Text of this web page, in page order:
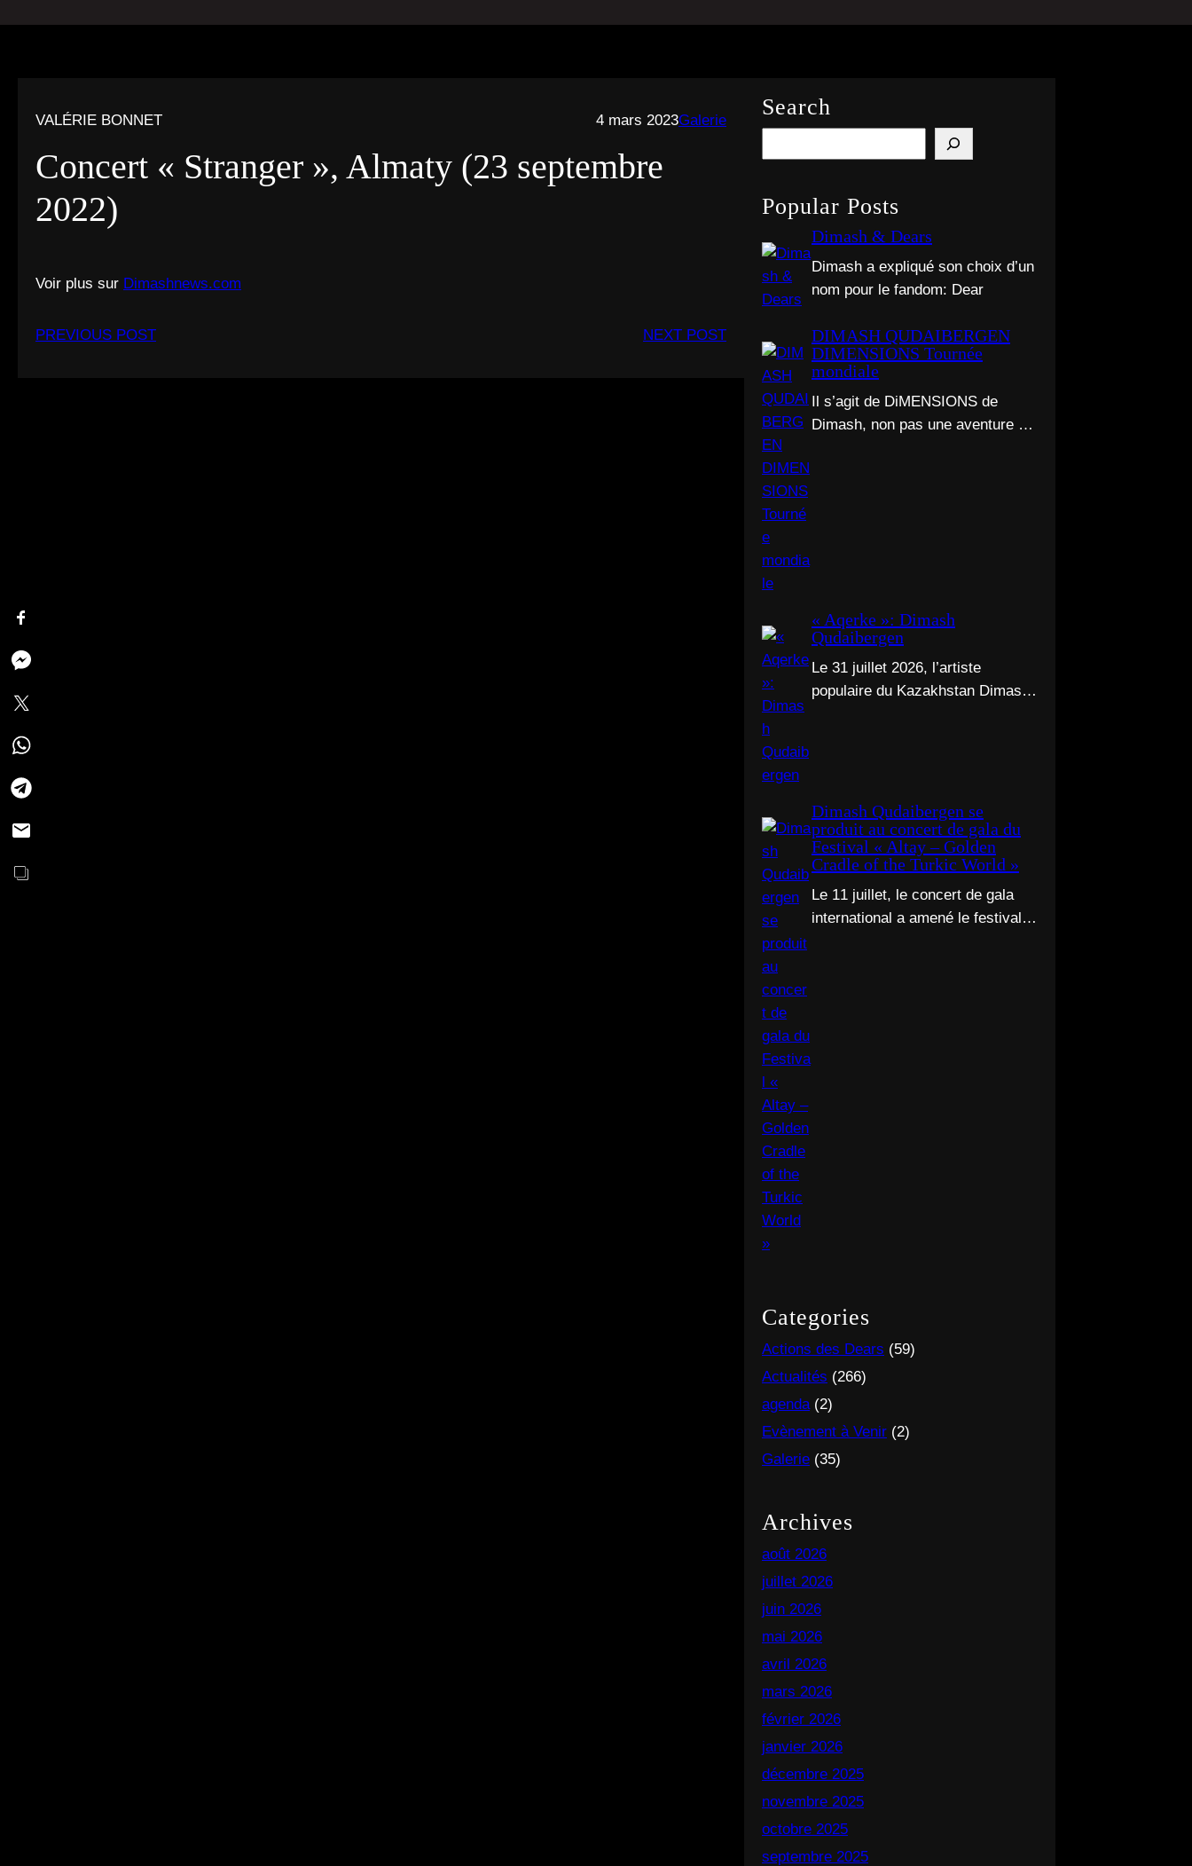
VALÉRIE BONNET 4 mars 2023Galerie
Concert « Stranger », Almaty (23 septembre
2022)
Voir plus sur Dimashnews.com
PREVIOUS POST NEXT POST
Search
e
r
h
Popular Posts
Dimash & Dears
Dimash a expliqué son choix d’un
nom pour le fandom: Dear
DIMASH QUDAIBERGEN
DIMENSIONS Tournée
mondiale
Il s’agit de DiMENSIONS de
Dimash, non pas une aventure à
« Aqerke »: Dimash
Qudaibergen
Le 31 juillet 2026, l’artiste
populaire du Kazakhstan Dimash
officielle.
Dimash Qudaibergen se
produit au concert de gala du
Festival « Altay – Golden
Cradle of the Turkic World »
Le 11 juillet, le concert de gala
international a amené le festival «
Categories
Actions des Dears (59)
Actualités (266)
agenda(2)
Evènement à Venir (2)
Galerie (35)
Archives
août 2026
juillet 2026
juin 2026
mai 2026
avril 2026
mars 2026
février 2026
janvier 2026
décembre 2025
novembre 2025
octobre 2025
septembre 2025